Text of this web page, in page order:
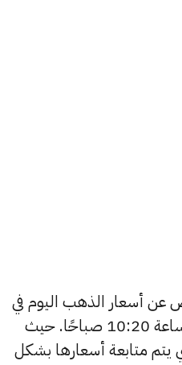
عن أسعار الذهب اليوم في
مصر الخميس 4 ديسمبر الساعة 10:20 صباحًا. حيث
يتم متابعة أسعارها بشكل